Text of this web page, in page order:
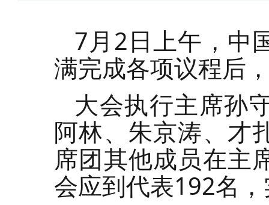
7月2日上午，中
满完成各项议程后
大会执行主席孙
阿林、朱京涛、才
席团其他成员在主
会应到代表192名